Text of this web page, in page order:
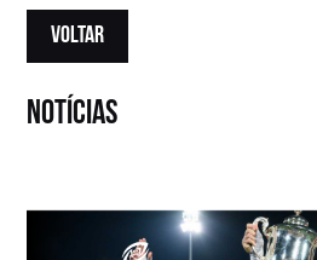
VOLTAR
notícias